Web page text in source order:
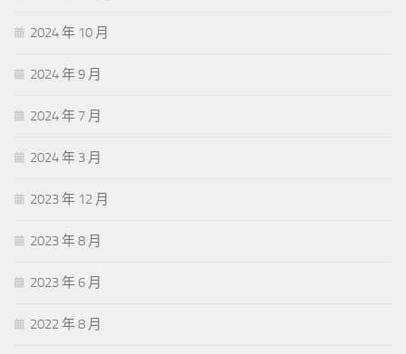
2024 年 10 月
2024 年 9 月
2024 年 7 月
2024 年 3 月
2023 年 12 月
2023 年 8 月
2023 年 6 月
2022 年 8 月